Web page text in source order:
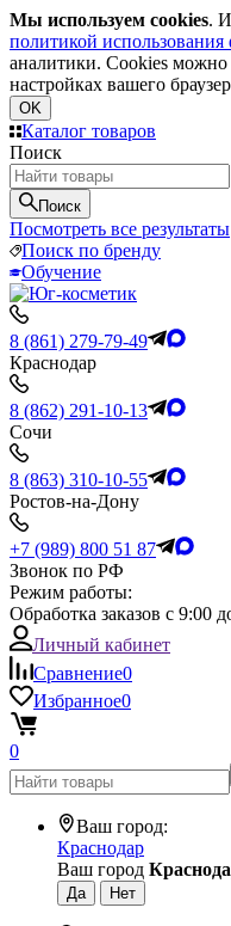
Мы используем cookies.
политикой использования
аналитики. Cookies
настройках вашего
OK
Каталог товаров
Поиск
Поиск
Посмотреть все результаты
Поиск по бренду
Обучение
8 (861) 279-79-49
Краснодар
8 (862) 291-10-13
Сочи
8 (863) 310-10-55
Ростов-на-Дону
+7 (989) 800 51 87
Звонок по РФ
Режим работы:
Обработка заказов с 9:00
Личный кабинет
Сравнение0
Избранное0
0
Ваш город:
Краснодар
Ваш город